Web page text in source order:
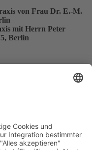
von Frau Dr. E.-M.
mit Herrn Peter
Berlin
(DGK)
LMU München und